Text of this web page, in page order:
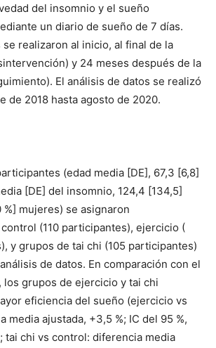
del insomnio y el sueño
un diario de sueño de 7 días.
se realizaron al inicio, al final de la
y 24 meses después de la
El análisis de datos se realizó
de 2018 hasta agosto de 2020.
(edad media [DE], 67,3 [6,8]
[DE] del insomnio, 124,4 [134,5]
mujeres) se asignaron
(110 participantes), ejercicio (
y grupos de tai chi (105 participantes)
de datos. En comparación con el
grupos de ejercicio y tai chi
eficiencia del sueño (ejercicio vs
media ajustada, +3,5 %; IC del 95 %,
tai chi vs control: diferencia media